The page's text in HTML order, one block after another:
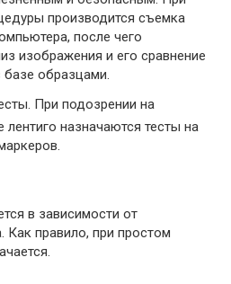
производится съемка
после чего
изображения и его сравнение
образцами.
При подозрении на
лентиго назначаются тесты на
в зависимости от
Как правило, при простом